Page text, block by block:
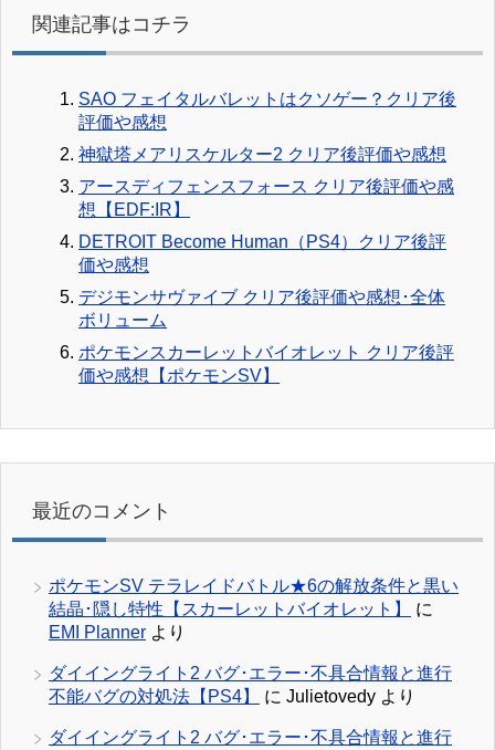
関連記事はコチラ
SAO フェイタルバレットはクソゲー？クリア後
評価や感想
神獄塔メアリスケルター2 クリア後評価や感想
アースディフェンスフォース クリア後評価や感
想【EDF:IR】
DETROIT Become Human（PS4）クリア後評
価や感想
デジモンサヴァイブ クリア後評価や感想･全体
ボリューム
ポケモンスカーレットバイオレット クリア後評
価や感想【ポケモンSV】
最近のコメント
ポケモンSV テラレイドバトル★6の解放条件と黒い
結晶･隠し特性【スカーレットバイオレット】
に
EMI Planner より
ダイイングライト2 バグ･エラー･不具合情報と進行
不能バグの対処法【PS4】
に Julietovedy より
ダイイングライト2 バグ･エラー･不具合情報と進行